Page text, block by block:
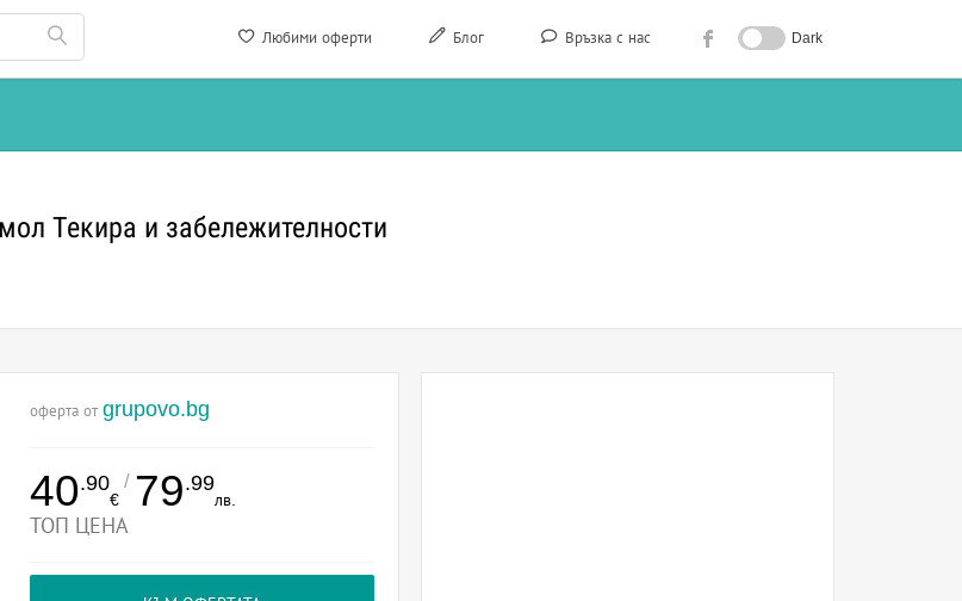
Любими оферти Блог Връзка с нас Dark
Текира и забележителности
оферта от grupovo.bg
40.90
€
/ 79.99
лв.
ТОП ЦЕНА